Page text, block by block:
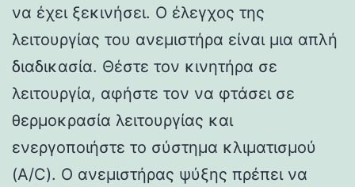
να έχει ξεκινήσει. Ο έλεγχος της
λειτουργίας του ανεμιστήρα είναι μια απλή
διαδικασία. Θέστε τον κινητήρα σε
λειτουργία, αφήστε τον να φτάσει σε
θερμοκρασία λειτουργίας και
ενεργοποιήστε το σύστημα κλιματισμού
(A/C). Ο ανεμιστήρας ψύξης πρέπει να